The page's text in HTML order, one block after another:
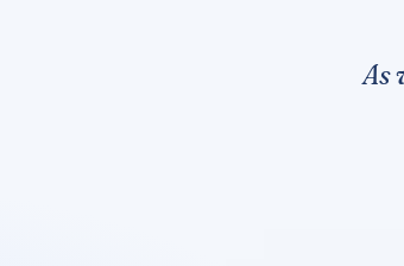
As